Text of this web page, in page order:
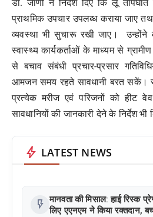
डॉ. जाणी ने निर्देश दिए कि लू
प्राथमिक उपचार उपलब्ध कराया जाए
व्यवस्था भी सुचारू रखी जाए। उन्होंने
स्वास्थ्य कार्यकर्ताओं के माध्यम से
से बचाव संबंधी प्रचार-प्रसार
आमजन समय रहते सावधानी बरत सकें।
प्रत्येक मरीज एवं परिजनों को हीट
सावधानियों की जानकारी देने के निर्देश भी
bolt LATEST NEWS
flash_on मानवता की मिसाल: हाई रिस्क
लिए एएनएम ने किया रक्तदान,